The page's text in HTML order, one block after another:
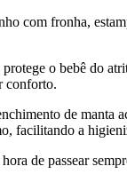
com fronha,
o bebê do
conforto.
de manta
facilitando a
de passear